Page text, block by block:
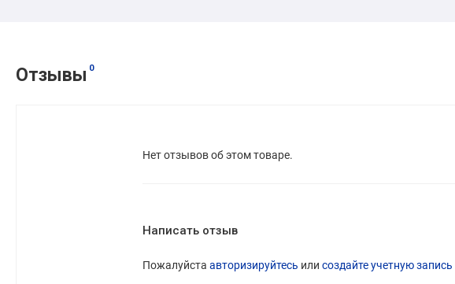
Отзывы 0
Нет отзывов об этом товаре.
Написать отзыв
Пожалуйста авторизируйтесь или создайте учетную запись